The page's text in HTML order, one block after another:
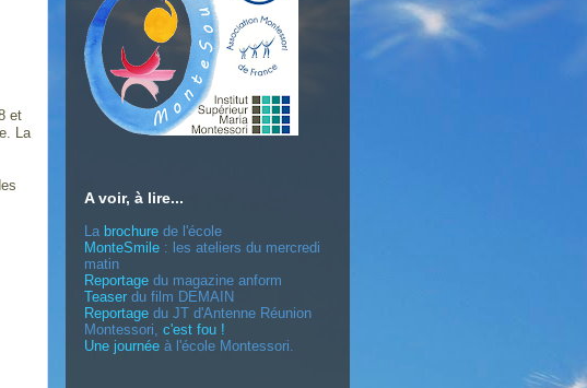
et
La
A voir, à lire...
La brochure de l'école
MonteSmile : les ateliers du mercredi
matin
Reportage du magazine anform
Teaser du film DEMAIN
Reportage du JT d'Antenne Réunion
Montessori c'est fou !
Une journée à l'école Montessori.